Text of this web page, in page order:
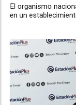
El organismo
en un